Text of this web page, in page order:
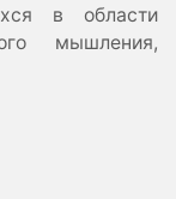
в области
мышления,